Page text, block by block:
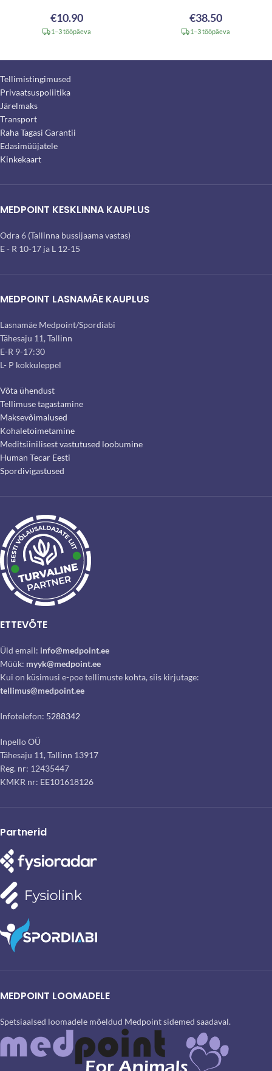
€10.90
1–3 tööpäeva
€38.50
1–3 tööpäeva
Tellimistingimused
Privaatsuspoliitika
Järelmaks
Transport
Raha Tagasi Garantii
Edasimüüjatele
Kinkekaart
MEDPOINT KESKLINNA KAUPLUS
Odra 6 (Tallinna bussijaama vastas)
E - R 10-17 ja L 12-15
MEDPOINT LASNAMÄE KAUPLUS
Lasnamäe Medpoint/Spordiabi
Tähesaju 11, Tallinn
E-R 9-17:30
L- P kokkuleppel
Võta ühendust
Tellimuse tagastamine
Maksevõimalused
Kohaletoimetamine
Meditsiinilisest vastutused loobumine
Human Tecar Eesti
Spordivigastused
ETTEVÕTE
Üld email: info@medpoint.ee
Müük: myyk@medpoint.ee
Kui on küsimusi e-poe tellimuste kohta, siis kirjutage:
tellimus@medpoint.ee
Infotelefon: 5288342
Inpello OÜ
Tähesaju 11, Tallinn 13917
Reg. nr: 12435447
KMKR nr: EE101618126
Partnerid
MEDPOINT LOOMADELE
Spetsiaalsed loomadele mõeldud Medpoint sidemed saadaval.